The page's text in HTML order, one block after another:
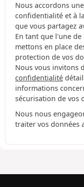
Nous accordons
confidentialité et à
que vous partagez
En tant que l'une
mettons en place
protection de vos
Nous vous invitons
confidentialité
informations
sécurisation de vos
Nous nous
traiter vos données